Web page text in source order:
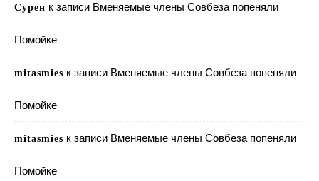
Сурен к записи Вменяемые члены Совбеза попеняли
Помойке
mitasmies к записи Вменяемые члены Совбеза попеняли
Помойке
mitasmies к записи Вменяемые члены Совбеза попеняли
Помойке